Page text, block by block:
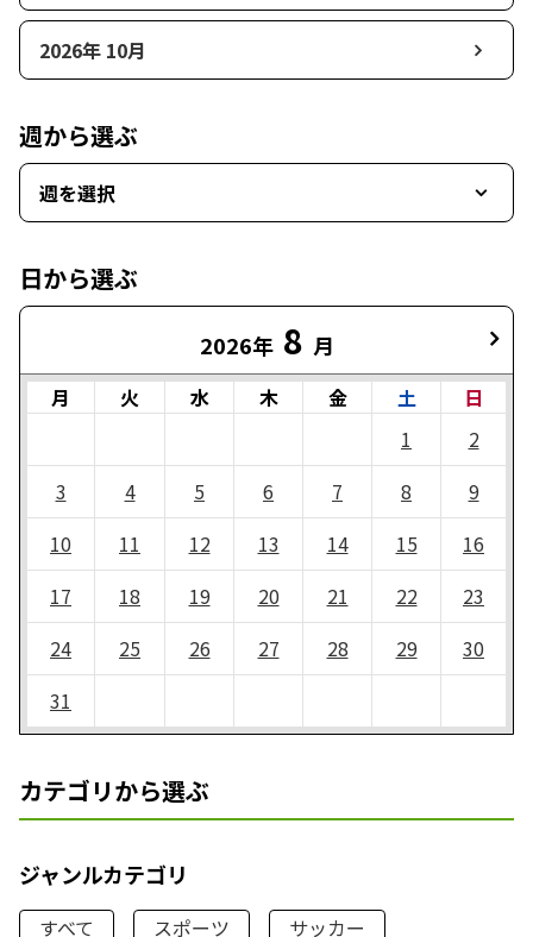
2026年 10月
週から選ぶ
週を選択
日から選ぶ
2026年 8 月
月 火 水 木 金 土
日
1
2
3
4 5 6 7 8
9
10
11 12 13 14 15
16
17
18 19 20 21 22
23
24
25 26 27 28 29
30
31
カテゴリから選ぶ
ジャンルカテゴリ
すべて スポーツ
サッカー